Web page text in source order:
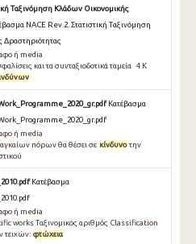
Ταξινόμηση Κλάδων Οικονομικής
NACE Rev.2. Στατιστική Ταξινόμηση
Δραστηριότητας
ή media
και τα συνταξιοδοτικά ταμεία 4 Κ
Κατέβασμα
ή media
πόρων θα θέσει σε κίνδυνοτην
Κατέβασμα
ή media
works Ταξινομικός αριθμός Classification
τειχών: φτώχεια